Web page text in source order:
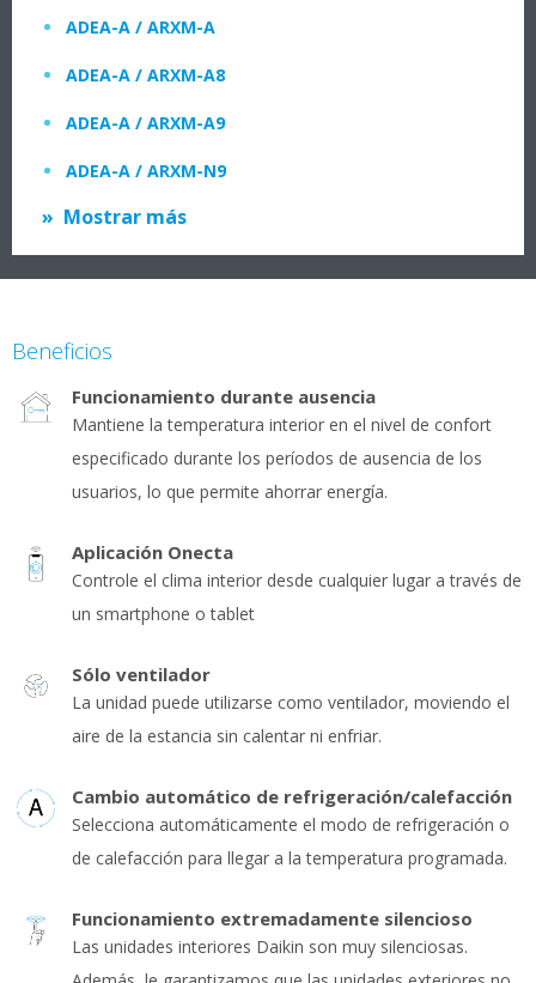
ADEA-A / ARXM-A
ADEA-A / ARXM-A8
ADEA-A / ARXM-A9
ADEA-A / ARXM-N9
Mostrar más
Beneficios
Funcionamiento durante ausencia
Mantiene la temperatura interior en el nivel de confort
especificado durante los períodos de ausencia de los
usuarios, lo que permite ahorrar energía.
Aplicación Onecta
Controle el clima interior desde cualquier lugar a través de
un smartphone o tablet
Sólo ventilador
La unidad puede utilizarse como ventilador, moviendo el
aire de la estancia sin calentar ni enfriar.
Cambio automático de refrigeración/calefacción
Selecciona automáticamente el modo de refrigeración o
de calefacción para llegar a la temperatura programada.
Funcionamiento extremadamente silencioso
Las unidades interiores Daikin son muy silenciosas.